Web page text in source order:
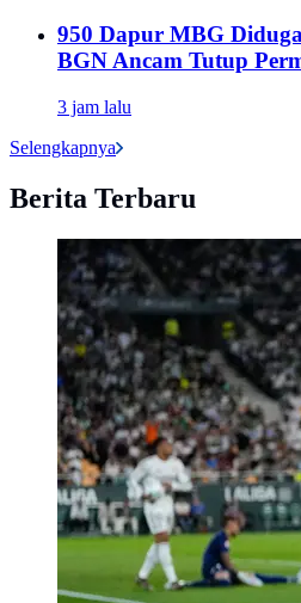
950 Dapur MBG
BGN Ancam Tutup
3 jam lalu
Selengkapnya
Berita Terbaru